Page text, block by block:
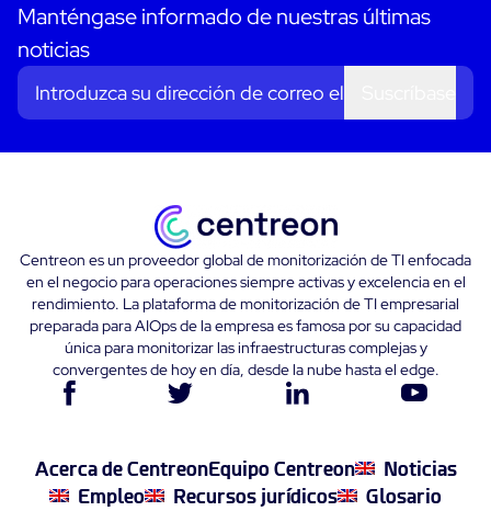
Manténgase informado de nuestras últimas
noticias
Centreon es un proveedor global de monitorización de TI enfocada
en el negocio para operaciones siempre activas y excelencia en el
rendimiento. La plataforma de monitorización de TI empresarial
preparada para AIOps de la empresa es famosa por su capacidad
única para monitorizar las infraestructuras complejas y
convergentes de hoy en día, desde la nube hasta el edge.
Acerca de CentreonEquipo Centreon
Noticias
Empleo
Recursos jurídicos Glosario